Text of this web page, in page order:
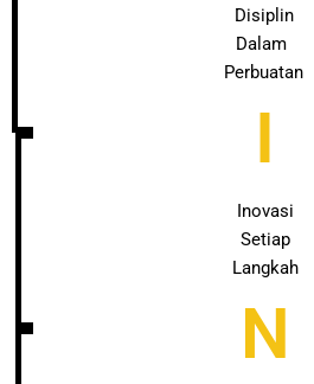
Disiplin
Dalam
Perbuatan
I
Inovasi
Setiap
Langkah
N